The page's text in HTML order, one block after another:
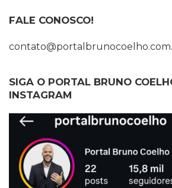
FALE CONOSCO!
SIGA O PORTAL BRUNO
INSTAGRAM